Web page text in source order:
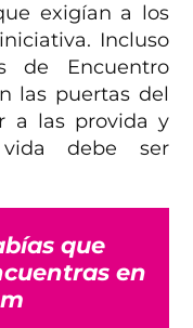
exigían a los
Incluso
de Encuentro
las puertas del
a las provida y
debe ser
que
en